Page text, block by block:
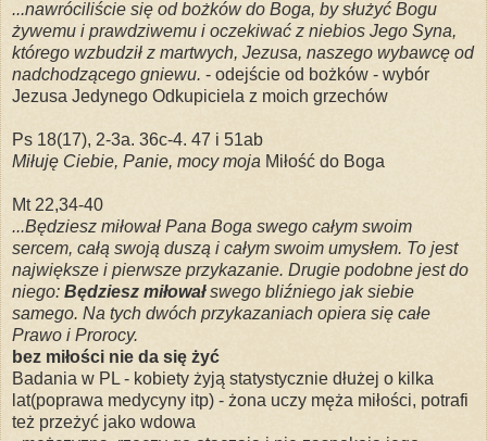
...nawróciliście się od bożków do Boga, by służyć Bogu
żywemu i prawdziwemu i oczekiwać z niebios Jego Syna,
którego wzbudził z martwych, Jezusa, naszego wybawcę od
nadchodzącego gniewu. - odejście od bożków - wybór
Jezusa Jedynego Odkupiciela z moich grzechów
Ps 18(17), 2-3a. 36c-4. 47 i 51ab
Miłuję Ciebie, Panie, mocy moja Miłość do Boga
Mt 22,34-40
...Będziesz miłował Pana Boga swego całym swoim
sercem, całą swoją duszą i całym swoim umysłem. To jest
największe i pierwsze przykazanie. Drugie podobne jest do
niego: Będziesz miłowałswego bliźniego jak siebie
samego. Na tych dwóch przykazaniach opiera się całe
Prawo i Prorocy.
bez miłości nie da się żyć
Badania w PL - kobiety żyją statystycznie dłużej o kilka
lat(poprawa medycyny itp) - żona uczy męża miłości, potrafi
też przeżyć jako wdowa